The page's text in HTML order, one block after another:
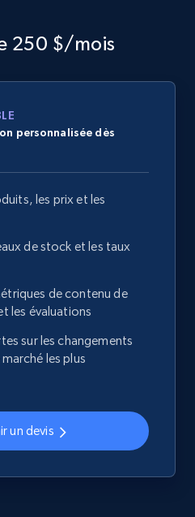
250 $/mois
personnalisée dès
les prix et les
de stock et les taux
de contenu de
les évaluations
sur les changements
les plus
un devis